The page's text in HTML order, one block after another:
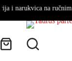
narukvica na ručnim